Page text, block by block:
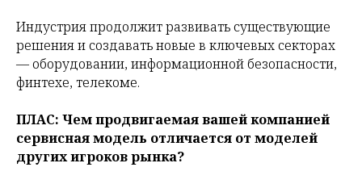
Индустрия продолжит развивать существующие
решения и создавать новые в ключевых секторах
— оборудовании, информационной безопасности,
финтехе, телекоме.
ПЛАС: Чем продвигаемая вашей компанией
сервисная модель отличается от моделей
других игроков рынка?